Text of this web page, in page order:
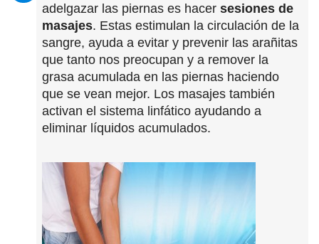
adelgazar las piernas es hacer sesiones de
masajes. Estas estimulan la circulación de la
sangre, ayuda a evitar y prevenir las arañitas
que tanto nos preocupan y a remover la
grasa acumulada en las piernas haciendo
que se vean mejor. Los masajes también
activan el sistema linfático ayudando a
eliminar líquidos acumulados.